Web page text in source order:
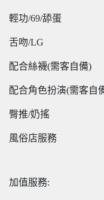
輕功/69/舔蛋
舌吻/LG
配合絲襪(需客自備)
配合角色扮演(需客自
臀推/奶搖
風俗店服務
加值服務: